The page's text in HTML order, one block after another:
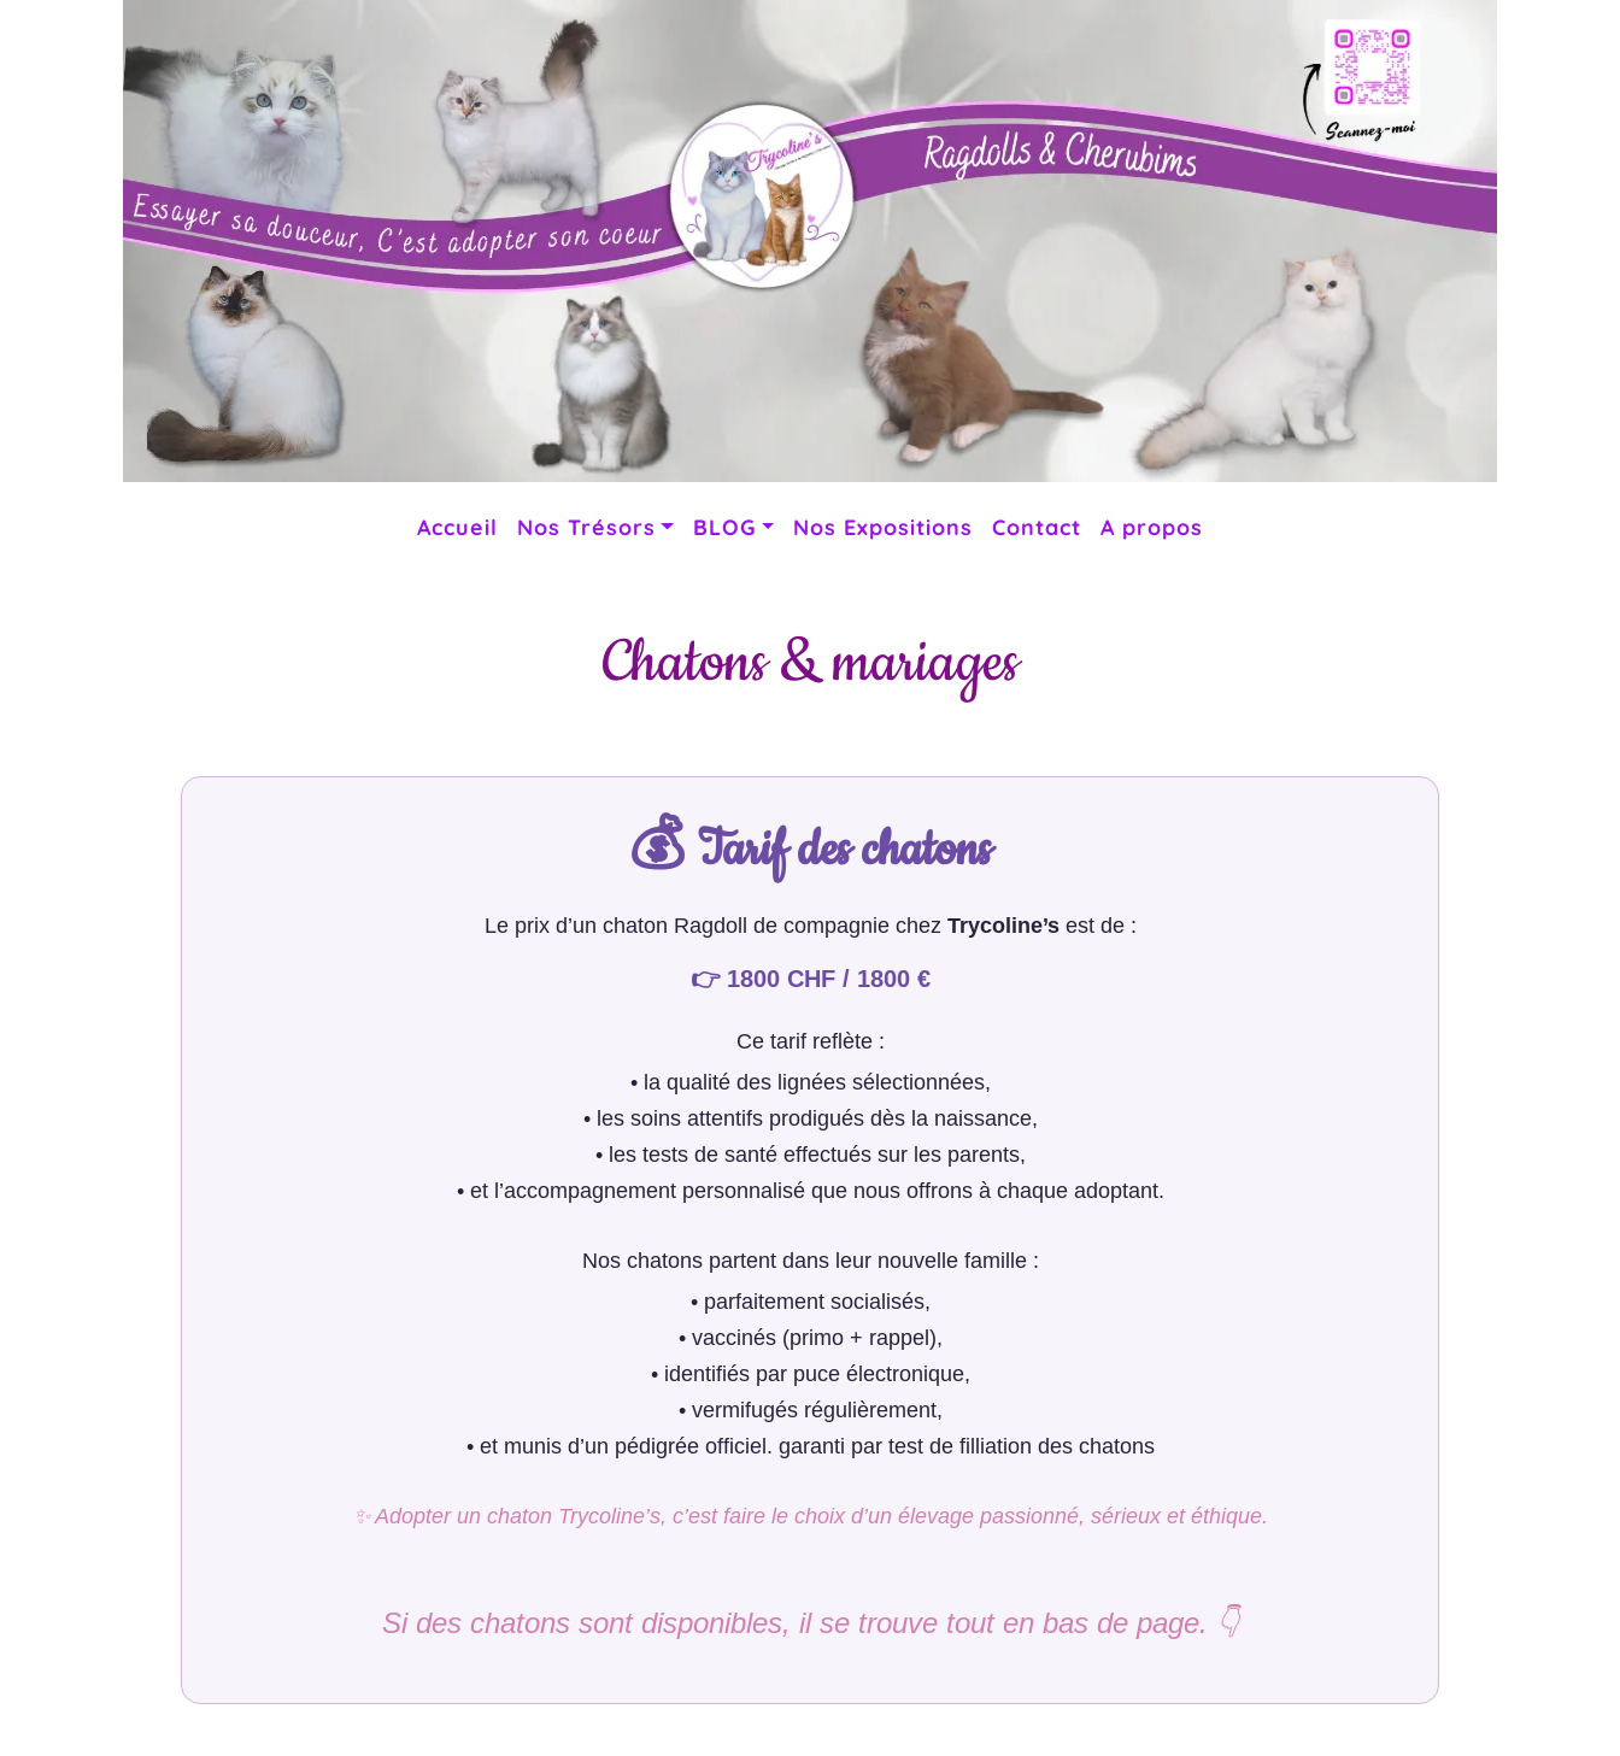
Accueil Nos Trésors BLOG Nos Expositions Contact A propos
Chatons & mariages
💰 Tarif des chatons
Le prix d’un chaton Ragdoll de compagnie chez Trycoline’sest de :
👉 1800 CHF / 1800 €
Ce tarif reflète :
• la qualité des lignées sélectionnées,
• les soins attentifs prodigués dès la naissance,
• les tests de santé effectués sur les parents,
• et l’accompagnement personnalisé que nous offrons à chaque adoptant.
Nos chatons partent dans leur nouvelle famille :
• parfaitement socialisés,
• vaccinés (primo + rappel),
• identifiés par puce électronique,
• vermifugés régulièrement,
• et munis d’un pédigrée officiel. garanti par test de filliation des chatons
✨ Adopter un chaton Trycoline’s, c’est faire le choix d’un élevage passionné, sérieux et éthique.
Si des chatons sont disponibles, il se trouve tout en bas de page. 👇